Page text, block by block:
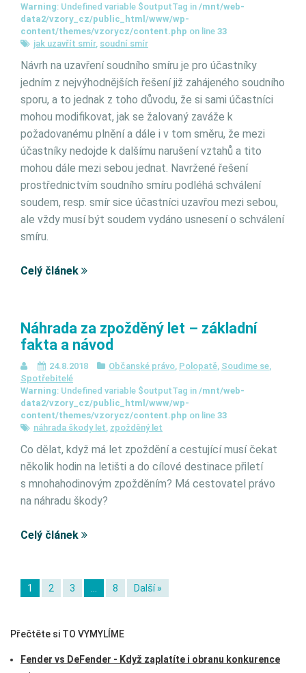
Warning: Undefined variable $outputTag in /mnt/web-
data2/vzory_cz/public_html/www/wp-
content/themes/vzorycz/content.php on line 33
jak uzavřít smír, soudní smír
Návrh na uzavření soudního smíru je pro účastníky
jedním z nejvýhodnějších řešení již zahájeného soudního
sporu, a to jednak z toho důvodu, že si sami účastníci
mohou modifikovat, jak se žalovaný zaváže k
požadovanému plnění a dále i v tom směru, že mezi
účastníky nedojde k dalšímu narušení vztahů a tito
mohou dále mezi sebou jednat. Navržené řešení
prostřednictvím soudního smíru podléhá schválení
soudem, resp. smír sice účastníci uzavřou mezi sebou,
ale vždy musí být soudem vydáno usnesení o schválení
smíru.
Celý článek
Náhrada za zpožděný let – základní
fakta a návod
24.8.2018 Občanské právo, Polopatě, Soudime se,
Spotřebitelé
Warning: Undefined variable $outputTag in /mnt/web-
data2/vzory_cz/public_html/www/wp-
content/themes/vzorycz/content.php on line 33
náhrada škody let, zpožděný let
Co dělat, když má let zpoždění a cestující musí čekat
několik hodin na letišti a do cílové destinace přiletí
s mnohahodinovým zpožděním? Má cestovatel právo
na náhradu škody?
Celý článek
1 2 3 8 Další »
Přečtěte si TO VYMYLÍME
Fender vs DeFender - Když zaplatíte i obranu konkurence